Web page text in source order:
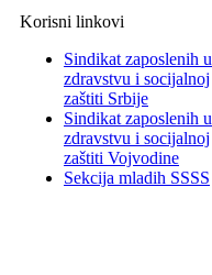
Korisni linkovi
Sindikat zaposlenih u
zdravstvu i socijalnoj
zaštiti Srbije
Sindikat zaposlenih u
zdravstvu i socijalnoj
zaštiti Vojvodine
Sekcija mladih SSSS